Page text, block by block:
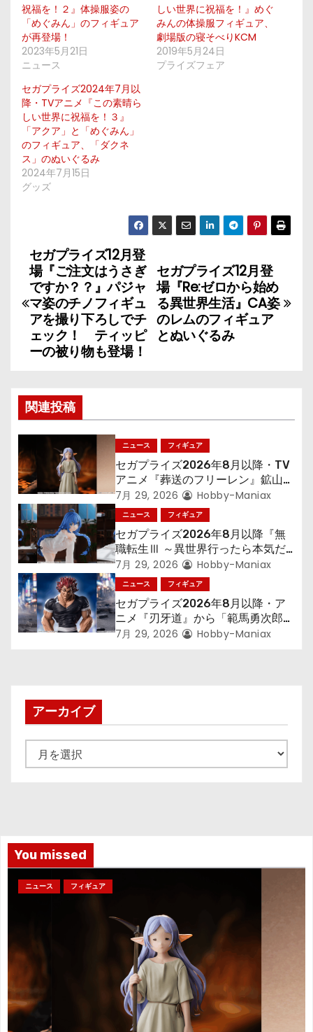
祝福を！２』体操服姿の
「めぐみん」のフィギュア
が再登場！
2023年5月21日
ニュース
しい世界に祝福を！』めぐ
みんの体操服フィギュア、
劇場版の寝そべりKCM
2019年5月24日
プライズフェア
セガプライズ2024年7月以
降・TVアニメ『この素晴ら
しい世界に祝福を！３』
「アクア」と「めぐみん」
のフィギュア、「ダクネ
ス」のぬいぐるみ
2024年7月15日
グッズ
投
稿
ナ
ビ
ー
シ
ョ
ン
セガプライズ12月登
場『Re:ゼロから始め
る異世界生活』CA姿
のレムのフィギュア
とぬいぐるみ
セガプライズ12月登
場『ご注文はうさぎ
ですか？？』パジャ
マ姿のチノフィギュ
アを撮り下ろしでチ
ェック！ ティッピ
ーの被り物も登場！
関連投稿
ニュース フィギュア
セガプライズ2026年8月以降・TV
アニメ『葬送のフリーレン』鉱山で
300年働くことになっっちゃった
「フリーレン」を立体化！
7月 29, 2026 Hobby-Maniax
ニュース フィギュア
セガプライズ2026年8月以降『無
職転生Ⅲ ～異世界行ったら本気だ
す～』から「ロキシー」のフィギュ
アが登場！
7月 29, 2026 Hobby-Maniax
ニュース フィギュア
セガプライズ2026年8月以降・ア
ニメ『刃牙道』から「範馬勇次郎」
が登場ッッ!!
7月 29, 2026 Hobby-Maniax
アーカイブ
ー
You missed
ニュース フィギュア